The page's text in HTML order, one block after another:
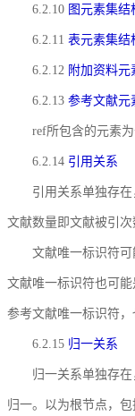
6.2.10 图元素集结
6.2.11 表元素集结
6.2.12 附加资料元
6.2.13 参考文献元
ref所包含的元素
6.2.14 引用关系
引用关系单独存
文献数量即文献被引
文献唯一标识符
文献唯一标识符也可
参考文献唯一标识符
6.2.15 归一关系
归一关系单独存
归一。以为根节点，